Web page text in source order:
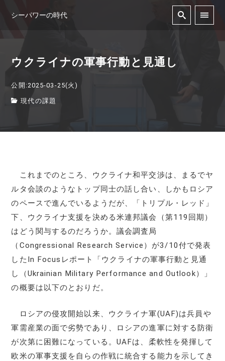
シーパワーの時代
ウクライナの軍事行動と見通し
公開:2025-03-25(火)
現代の課題
これまでのところ、ウクライナ和平交渉は、まるでヤ
ルタ会談のようなトップ同士の話し合い、しかもロシア
のペースで進んでいるようだが、「トリプル・レッド」
下、ウクライナ支援を決める米連邦議会（第119回期）
はどう関与するのだろうか。議会調査局
（Congressional Research Service）が3/10付で発表
したIn Focusレポート「ウクライナの軍事行動と見通
し（Ukrainian Military Performance and Outlook）」
の概要は以下のとおりだ。
ロシアの侵攻開始以来、ウクライナ軍(UAF)は兵員や
軍需産業の面で劣勢であり、ロシアの進軍に対する防衛
が次第に困難になっている。UAFは、柔軟性を発揮して
欧米の軍事支援を自らの作戦に統合する能力を示してき